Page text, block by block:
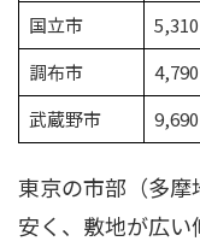
国立市
調布市
武蔵野市
東京の市部（多
安く、敷地が広